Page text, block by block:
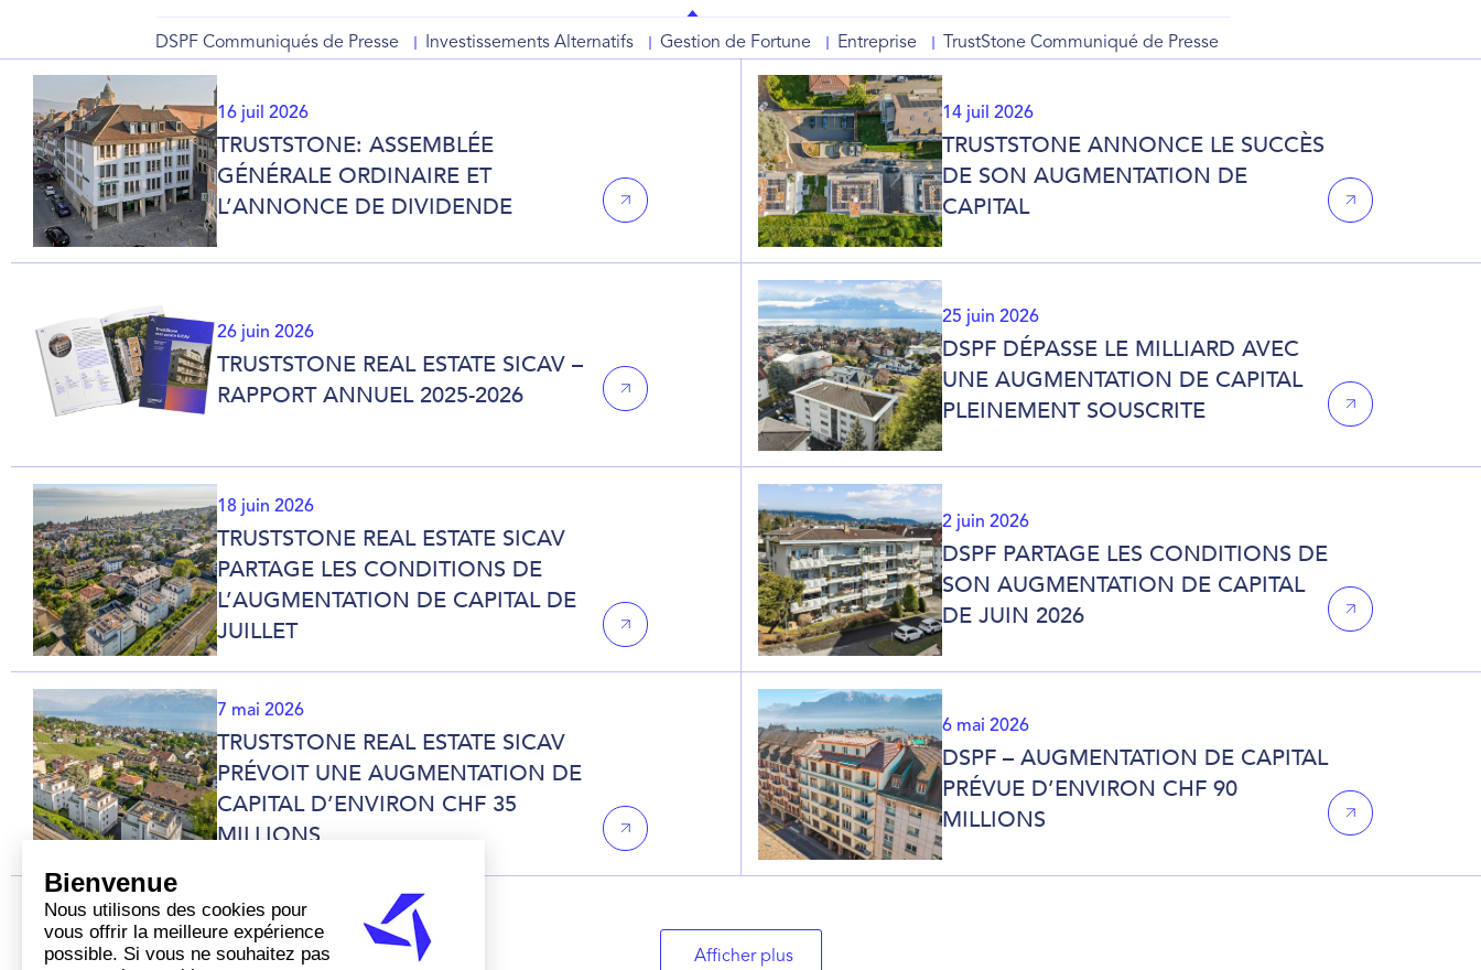
DSPF Communiqués de Presse Investissements Alternatifs Gestion de Fortune Entreprise TrustStone Communiqué de Presse
16 juil 2026
TRUSTSTONE: ASSEMBLÉE
GÉNÉRALE ORDINAIRE ET
L’ANNONCE DE DIVIDENDE
14 juil 2026
TRUSTSTONE ANNONCE LE SUCCÈS
DE SON AUGMENTATION DE
CAPITAL
26 juin 2026
TRUSTSTONE REAL ESTATE SICAV –
RAPPORT ANNUEL 2025-2026
25 juin 2026
DSPF DÉPASSE LE MILLIARD AVEC
UNE AUGMENTATION DE CAPITAL
PLEINEMENT SOUSCRITE
18 juin 2026
TRUSTSTONE REAL ESTATE SICAV
PARTAGE LES CONDITIONS DE
L’AUGMENTATION DE CAPITAL DE
JUILLET
2 juin 2026
DSPF PARTAGE LES CONDITIONS DE
SON AUGMENTATION DE CAPITAL
DE JUIN 2026
7 mai 2026
TRUSTSTONE REAL ESTATE SICAV
PRÉVOIT UNE AUGMENTATION DE
CAPITAL D’ENVIRON CHF 35
MILLIONS
6 mai 2026
DSPF – AUGMENTATION DE CAPITAL
PRÉVUE D’ENVIRON CHF 90
MILLIONS
Afficher plus